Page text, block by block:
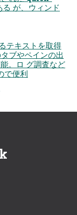
が、ウィンド
テキストを取得
ブやペインの出
。ロ グ調査など
で便利